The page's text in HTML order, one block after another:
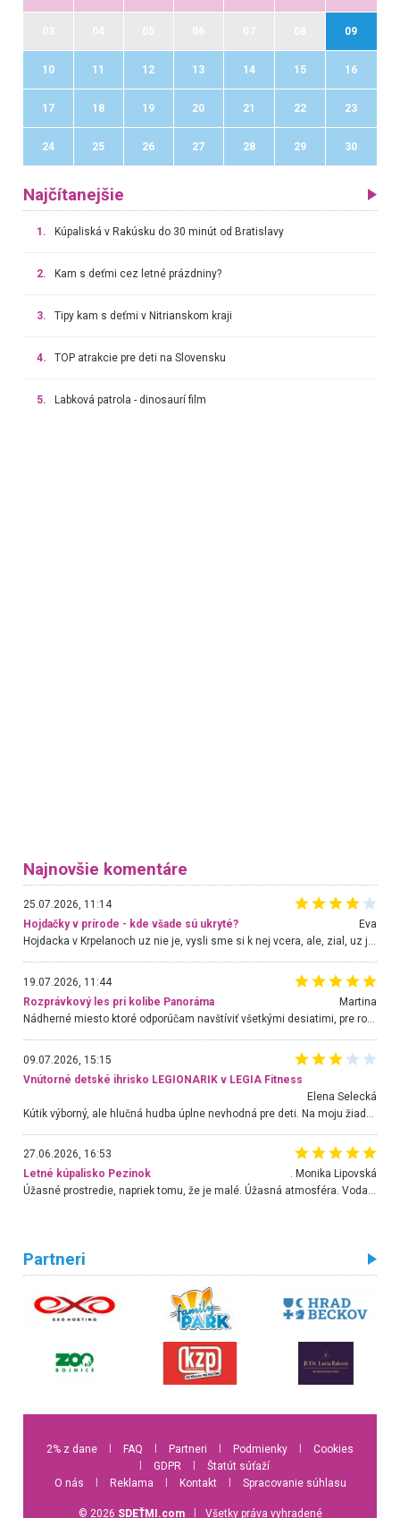
09
10 11 12 13 14 15 16
17 18 19 20 21 22 23
24 25 26 27 28 29 30
Najčítanejšie
1. Kúpaliská v Rakúsku do 30 minút od Bratislavy
2. Kam s deťmi cez letné prázdniny?
3. Tipy kam s deťmi v Nitrianskom kraji
4. TOP atrakcie pre deti na Slovensku
5. Labková patrola - dinosaurí film
Najnovšie komentáre
25.07.2026, 11:14
Hojdačky v prírode - kde všade sú ukryté?
Eva
Hojdacka v Krpelanoch uz nie je, vysli sme si k nej vcera, ale, zial, uz je znicena. Ak sem planujete cestu len kvoli hojdacke, mozete si ju usetrit. Krasny vyhlad je tu vsak aj bez hojdacky :-)
19.07.2026, 11:44
Rozprávkový les pri kolibe Panoráma
Martina
Nádherné miesto ktoré odporúčam navštíviť všetkými desiatimi, pre rodiny s deťmi, dôchodcom... Proste a jednoducho ozaj rozprávkový les.. určite ešte prídeme. Odniesli sme si na pamiatku krásne tričká,
09.07.2026, 15:15
Vnútorné detské ihrisko LEGIONARIK v LEGIA Fitness
Elena Selecká
27.06.2026, 16:53
Letné kúpalisko Pezinok
. Monika Lipovská
Úžasné prostredie, napriek tomu, že je malé. Úžasná atmosféra. Voda fantastická a nádherná. Ľudí je pomerne veľa, ale su mili a ohľaduplní. Je veľmi zaujímavé sledovať, ako dokážu spolu športovať cudzí ľudia a bez ohľadu na vek. Vládne tu pohoda. Vnuka neviem dostať z vody. Ďakujem za krásny deň . Urcite sa sem vrátim. Jediný problém je s parkovaním, ale aj ten sa mi podarilo vyriešiť. Monika Bratislava
Partneri
2% z dane FAQ Partneri Podmienky
Cookies
GDPR
Štatút súťaží
O nás
Reklama Kontakt Spracovanie súhlasu
© 2026 SDEŤMI.com Všetky práva vyhradené